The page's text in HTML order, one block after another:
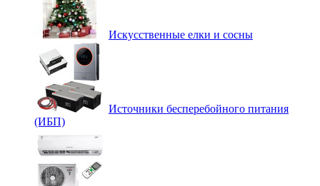
Искусственные елки и сосны
Источники бесперебойного питания
(ИБП)